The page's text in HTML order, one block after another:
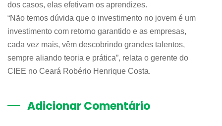
dos casos, elas efetivam os aprendizes.
“Não temos dúvida que o investimento no jovem é um
investimento com retorno garantido e as empresas,
cada vez mais, vêm descobrindo grandes talentos,
sempre aliando teoria e prática”, relata o gerente do
CIEE no Ceará Robério Henrique Costa.
Adicionar Comentário